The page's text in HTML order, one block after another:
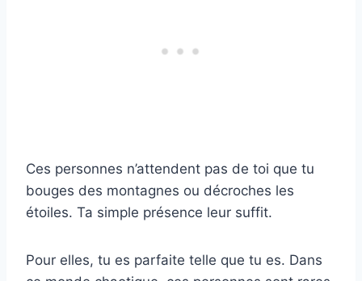
Ces personnes n’attendent pas de toi que tu
bouges des montagnes ou décroches les
étoiles. Ta simple présence leur suffit.
Pour elles, tu es parfaite telle que tu es. Dans